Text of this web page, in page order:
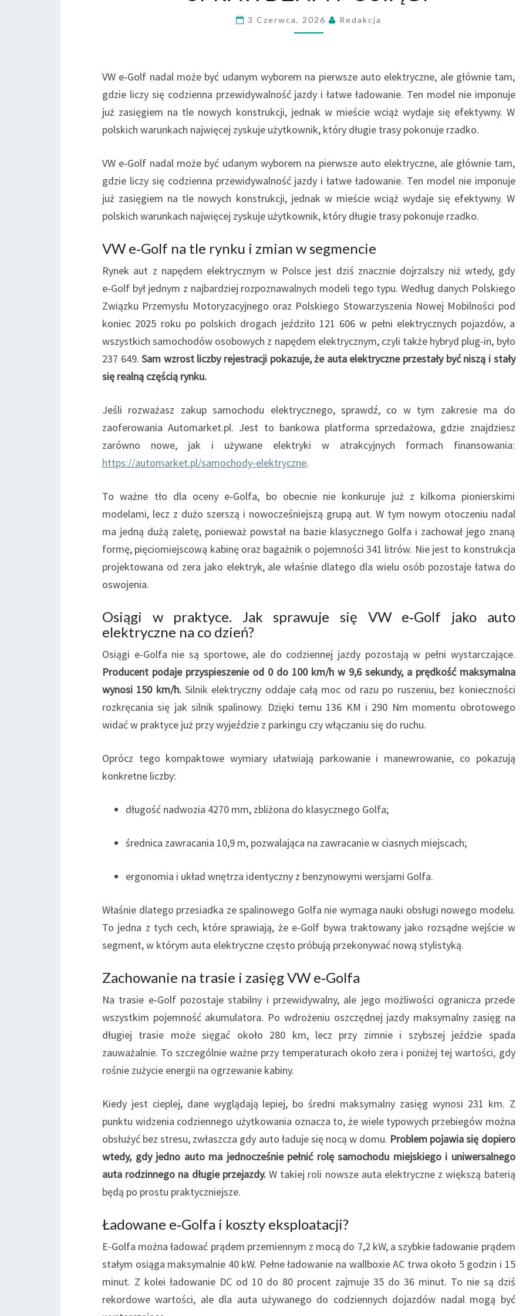
E
-
G
F
T
O
W
C
Ą
Ż
I
D
L
N
E
A
U
T
O
E
T
R
Y
N
E
N
A
S
T
?
P
R
W
D
Z
M
Y
I
G
3 Czerwca, 2026 Redakcja
VW e‑Golf nadal może być udanym wyborem na pierwsze auto elektryczne, ale głównie tam,
gdzie liczy się codzienna przewidywalność jazdy i łatwe ładowanie. Ten model nie imponuje
już zasięgiem na tle nowych konstrukcji, jednak w mieście wciąż wydaje się efektywny. W
polskich warunkach najwięcej zyskuje użytkownik, który długie trasy pokonuje rzadko.
VW e‑Golf nadal może być udanym wyborem na pierwsze auto elektryczne, ale głównie tam,
gdzie liczy się codzienna przewidywalność jazdy i łatwe ładowanie. Ten model nie imponuje
już zasięgiem na tle nowych konstrukcji, jednak w mieście wciąż wydaje się efektywny. W
polskich warunkach najwięcej zyskuje użytkownik, który długie trasy pokonuje rzadko.
VW e‑Golf na tle rynku i zmian w segmencie
Rynek aut z napędem elektrycznym w Polsce jest dziś znacznie dojrzalszy niż wtedy, gdy
e‑Golf był jednym z najbardziej rozpoznawalnych modeli tego typu. Według danych Polskiego
Związku Przemysłu Motoryzacyjnego oraz Polskiego Stowarzyszenia Nowej Mobilności pod
koniec 2025 roku po polskich drogach jeździło 121 606 w pełni elektrycznych pojazdów, a
wszystkich samochodów osobowych z napędem elektrycznym, czyli także hybryd plug-in, było
237 649.Sam wzrost liczby rejestracji pokazuje, że auta elektryczne przestały być niszą i stały
się realną częścią rynku.
Jeśli rozważasz zakup samochodu elektrycznego, sprawdź, co w tym zakresie ma do
zaoferowania Automarket.pl. Jest to bankowa platforma sprzedażowa, gdzie znajdziesz
zarówno nowe, jak i używane elektryki w atrakcyjnych formach finansowania:
https://automarket.pl/samochody-elektryczne.
To ważne tło dla oceny e‑Golfa, bo obecnie nie konkuruje już z kilkoma pionierskimi
modelami, lecz z dużo szerszą i nowocześniejszą grupą aut. W tym nowym otoczeniu nadal
ma jedną dużą zaletę, ponieważ powstał na bazie klasycznego Golfa i zachował jego znaną
formę, pięciomiejscową kabinę oraz bagażnik o pojemności 341 litrów. Nie jest to konstrukcja
projektowana od zera jako elektryk, ale właśnie dlatego dla wielu osób pozostaje łatwa do
oswojenia.
Osiągi w praktyce. Jak sprawuje się VW e‑Golf jako auto
elektryczne na co dzień?
Osiągi e-Golfa nie są sportowe, ale do codziennej jazdy pozostają w pełni wystarczające.
Producent podaje przyspieszenie od 0 do 100 km/h w 9,6 sekundy, a prędkość maksymalna
wynosi 150 km/h.Silnik elektryczny oddaje całą moc od razu po ruszeniu, bez konieczności
rozkręcania się jak silnik spalinowy. Dzięki temu 136 KM i 290 Nm momentu obrotowego
widać w praktyce już przy wyjeździe z parkingu czy włączaniu się do ruchu.
Oprócz tego kompaktowe wymiary ułatwiają parkowanie i manewrowanie, co pokazują
konkretne liczby:
długość nadwozia 4270 mm, zbliżona do klasycznego Golfa;
średnica zawracania 10,9 m, pozwalająca na zawracanie w ciasnych miejscach;
ergonomia i układ wnętrza identyczny z benzynowymi wersjami Golfa.
Właśnie dlatego przesiadka ze spalinowego Golfa nie wymaga nauki obsługi nowego modelu.
To jedna z tych cech, które sprawiają, że e-Golf bywa traktowany jako rozsądne wejście w
segment, w którym auta elektryczne często próbują przekonywać nową stylistyką.
Zachowanie na trasie i zasięg VW e‑Golfa
Na trasie e‑Golf pozostaje stabilny i przewidywalny, ale jego możliwości ogranicza przede
wszystkim pojemność akumulatora. Po wdrożeniu oszczędnej jazdy maksymalny zasięg na
długiej trasie może sięgać około 280 km, lecz przy zimnie i szybszej jeździe spada
zauważalnie. To szczególnie ważne przy temperaturach około zera i poniżej tej wartości, gdy
rośnie zużycie energii na ogrzewanie kabiny.
Kiedy jest cieplej, dane wyglądają lepiej, bo średni maksymalny zasięg wynosi 231 km. Z
punktu widzenia codziennego użytkowania oznacza to, że wiele typowych przebiegów można
obsłużyć bez stresu, zwłaszcza gdy auto ładuje się nocą w domu. Problem pojawia się dopiero
wtedy, gdy jedno auto ma jednocześnie pełnić rolę samochodu miejskiego i uniwersalnego
auta rodzinnego na długie przejazdy.W takiej roli nowsze auta elektryczne z większą baterią
będą po prostu praktyczniejsze.
Ładowane e‑Golfa i koszty eksploatacji?
E-Golfa można ładować prądem przemiennym z mocą do 7,2 kW, a szybkie ładowanie prądem
stałym osiąga maksymalnie 40 kW. Pełne ładowanie na wallboxie AC trwa około 5 godzin i 15
minut. Z kolei ładowanie DC od 10 do 80 procent zajmuje 35 do 36 minut. To nie są dziś
rekordowe wartości, ale dla auta używanego do codziennych dojazdów nadal mogą być